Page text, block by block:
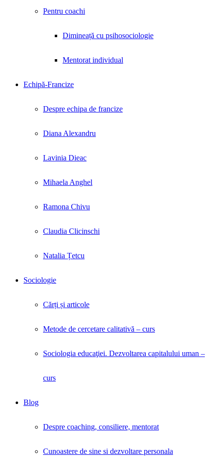
Pentru coachi
Dimineață cu psihosociologie
Mentorat individual
Echipă-Francize
Despre echipa de francize
Diana Alexandru
Lavinia Dieac
Mihaela Anghel
Ramona Chivu
Claudia Clicinschi
Natalia Țetcu
Sociologie
Cărți și articole
Metode de cercetare calitativă – curs
Sociologia educaţiei. Dezvoltarea capitalului uman –
curs
Blog
Despre coaching, consiliere, mentorat
Cunoastere de sine si dezvoltare personala